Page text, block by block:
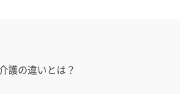
護の違いとは？